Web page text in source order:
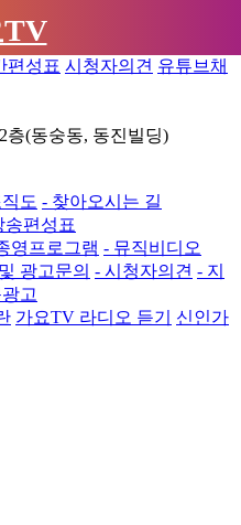
편성표 시청자의견 유튜브채
층(동숭동, 동진빌딩)
도 - 찾아오시는 길
송편성표
영프로그램 - 뮤직비디오
광고문의 - 시청자의견 - 지
고
가요TV 라디오 듣기
신인가